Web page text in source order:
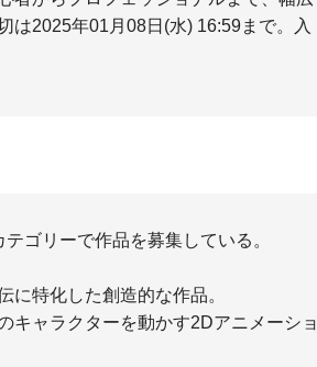
は2025年01月08日(水) 16:59まで。入
ゴリーで作品を募集している。
に特化した創造的な作品。
キャラクターを動かす2Dアニメーショ